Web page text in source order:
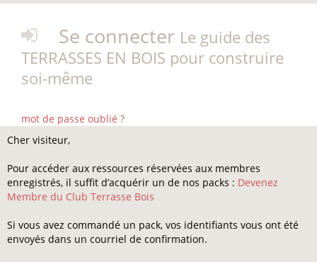
Se connecter Le guide des
TERRASSES EN BOIS pour construire
soi-même
mot de passe oublié ?
Cher visiteur,
Pour accéder aux ressources réservées aux membres
enregistrés, il suffit d’acquérir un de nos packs : Devenez
Membre du Club Terrasse Bois
Si vous avez commandé un pack, vos identifiants vous ont été
envoyés dans un courriel de confirmation.